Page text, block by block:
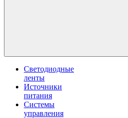
Светодиодные
ленты
Источники
питания
Системы
управления